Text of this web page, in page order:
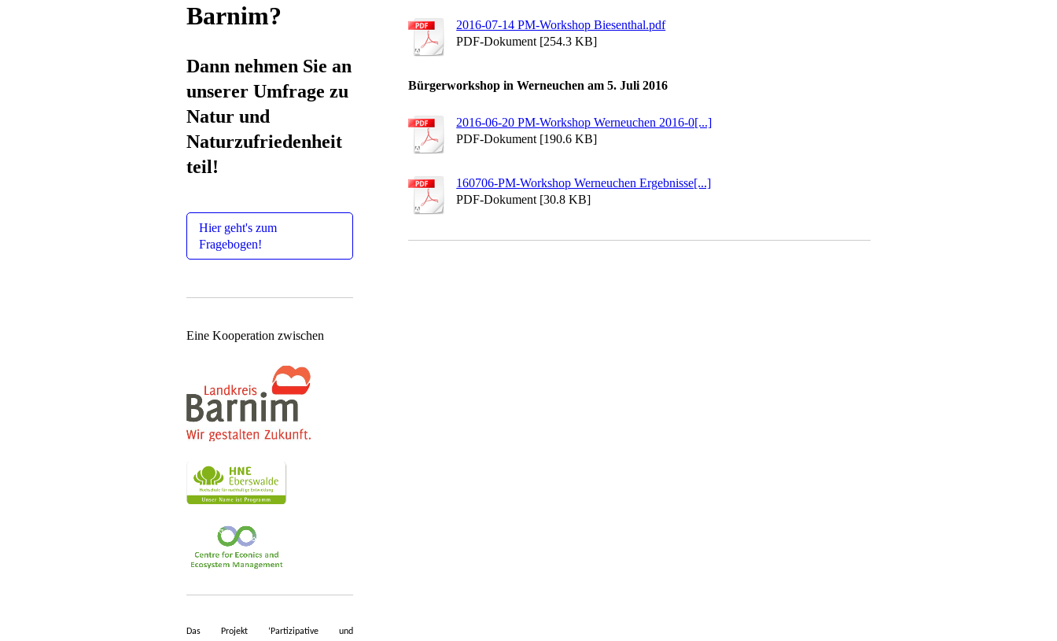
2016-07-14 PM-Workshop Biesenthal.pdf
PDF-Dokument [254.3 KB]
Bürgerworkshop in Werneuchen am 5. Juli 2016
2016-06-20 PM-Workshop Werneuchen 2016-0[...]
PDF-Dokument [190.6 KB]
160706-PM-Workshop Werneuchen Ergebnisse[...]
PDF-Dokument [30.8 KB]
Barnim?
Dann nehmen Sie an
unserer Umfrage zu
Natur und
Naturzufriedenheit
teil!
Hier geht's zum
Fragebogen!
Eine Kooperation zwischen
Das Projekt ‘Partizipative und